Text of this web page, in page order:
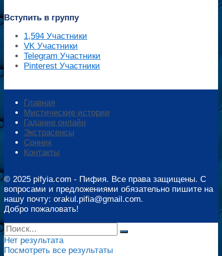
Вступить в группу
1,594 Участники
VK Участники
Telegram Участники
Pinterest Участники
Главная
Мистические истории
Гадание онлайн
Экстрасенсы
Сонник
Контакты
© 2025 pifyia.com - Пифия. Все права защищены. С
вопросами и предложениями обязательно пишите на
нашу почту: orakul.pifia@gmail.com.
Добро пожаловать!
Нет результата
Посмотреть все результаты